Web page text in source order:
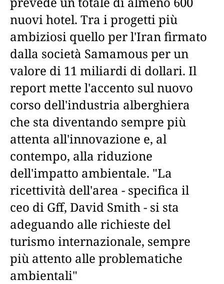
nuovi hotel. Tra i progetti più
ambiziosi quello per l'Iran firmato
dalla società Samamous per un
valore di 11 miliardi di dollari. Il
report mette l'accento sul nuovo
corso dell'industria alberghiera
che sta diventando sempre più
attenta all'innovazione e, al
contempo, alla riduzione
dell'impatto ambientale. "La
ricettività dell'area - specifica il
ceo di Gff, David Smith - si sta
adeguando alle richieste del
turismo internazionale, sempre
più attento alle problematiche
ambientali"